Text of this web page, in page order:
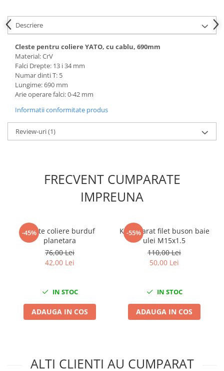
Scule fixare distributie
Audi
Bmw
Chevrolet
Chrysler
Citroen
Fiat
Mercedes
Mini
Universale
Descriere
Cleste pentru coliere YATO, cu cablu, 690mm
Material: CrV
Falci Drepte: 13 i 34 mm
Numar dinti T: 5
Lungime: 690 mm
Arie operare falci: 0-42 mm
Informatii conformitate produs
Review-uri(1)
FRECVENT CUMPARATE
IMPREUNA
-45%
Cleste coliere burduf
planetara
76,00 Lei
42,00 Lei
IN STOC
ADAUGA IN COS
-55%
Kit reparat filet buson baie
ulei M15x1.5
110,00 Lei
50,00 Lei
IN STOC
ADAUGA IN COS
ALTI CLIENTI AU CUMPARAT